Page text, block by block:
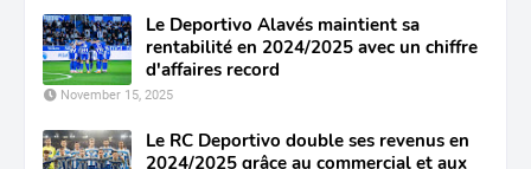
Le Deportivo Alavés maintient sa
rentabilité en 2024/2025 avec un chiffre
d'affaires record
November 15, 2025
Le RC Deportivo double ses revenus en
2024/2025 grâce au commercial et aux